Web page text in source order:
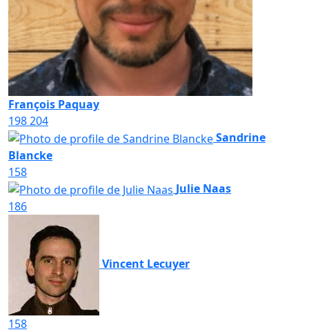
François Paquay
198204
Sandrine
Blancke
158
Julie Naas
186
Vincent Lecuyer
158